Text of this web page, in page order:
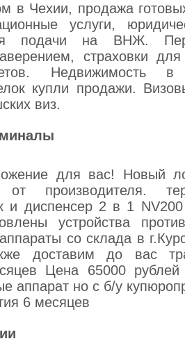
в Чехии, продажа
услуги,
подачи на ВНЖ.
страховки
Недвижимость
купли продажи.
виз.
для вас! Новый
производителя.
и диспенсер 2 в 1
устройства
со склада в
доставим до вас
Цена 65000
аппарат но с б/у
6 месяцев